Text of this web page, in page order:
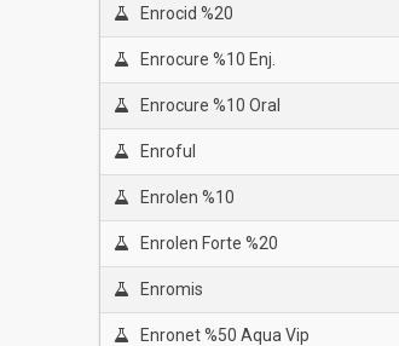
Enrocid %20
Enrocure %10 Enj.
Enrocure %10 Oral
Enroful
Enrolen %10
Enrolen Forte %20
Enromis
Enronet %50 Aqua Vip